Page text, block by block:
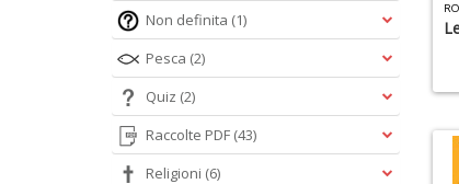
Non definita (1)
Pesca (2)
Quiz (2)
Raccolte PDF (43)
Religioni (6)